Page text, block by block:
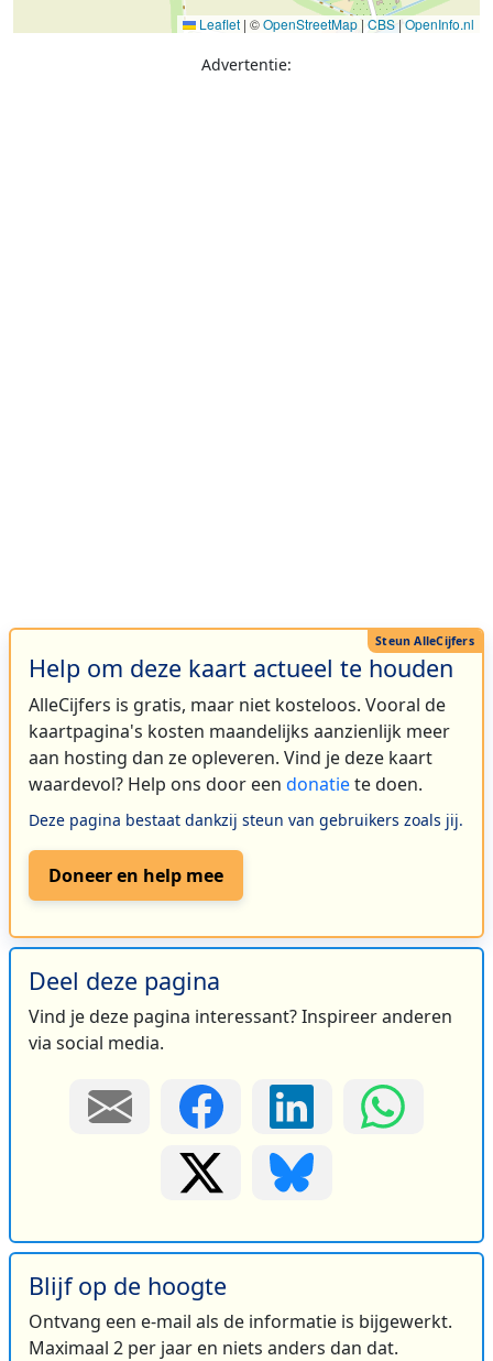
Leaflet | ©OpenStreetMap| CBS | OpenInfo.nl
Advertentie:
Help om deze kaart actueel te houden
AlleCijfers is gratis, maar niet kosteloos. Vooral de
kaartpagina's kosten maandelijks aanzienlijk meer
aan hosting dan ze opleveren. Vind je deze kaart
waardevol? Help ons door een donatiete doen.
Deze pagina bestaat dankzij steun van gebruikers zoals jij.
Doneer en help mee
Deel deze pagina
Vind je deze pagina interessant? Inspireer anderen
via social media.
Blijf op de hoogte
Ontvang een e-mail als de informatie is bijgewerkt.
Maximaal 2 per jaar en niets anders dan dat.